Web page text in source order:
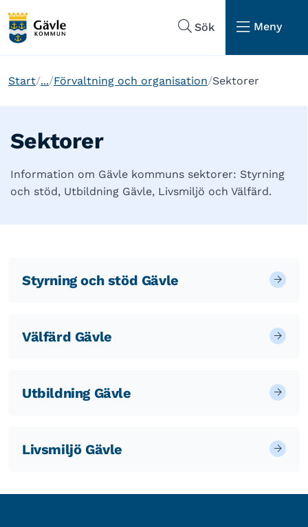
Sök
Meny
Start ... Förvaltning och organisation Sektorer
Sektorer
Information om Gävle kommuns sektorer: Styrning
och stöd, Utbildning Gävle, Livsmiljö och Välfärd.
Styrning och stöd Gävle
Välfärd Gävle
Utbildning Gävle
Livsmiljö Gävle